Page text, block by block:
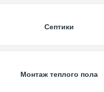
Септики
Монтаж теплого пола